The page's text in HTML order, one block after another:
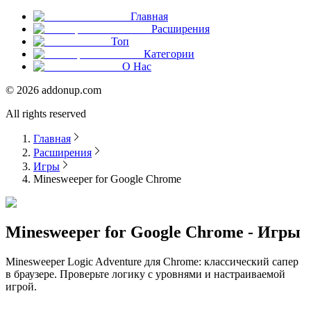
Главная
Расширения
Топ
Категории
О Нас
© 2026 addonup.com
All rights reserved
Главная
Расширения
Игры
Minesweeper for Google Chrome
Minesweeper for Google Chrome - Игры
Minesweeper Logic Adventure для Chrome: классический сапер
в браузере. Проверьте логику с уровнями и настраиваемой
игрой.